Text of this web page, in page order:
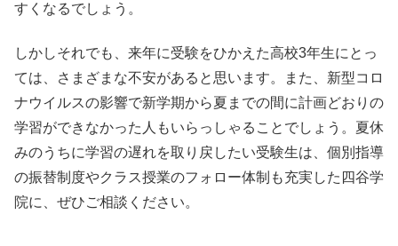
すくなるでしょう。
しかしそれでも、来年に受験をひかえた高校3年生にとっ
ては、さまざまな不安があると思います。また、新型コロ
ナウイルスの影響で新学期から夏までの間に計画どおりの
学習ができなかった人もいらっしゃることでしょう。夏休
みのうちに学習の遅れを取り戻したい受験生は、個別指導
の振替制度やクラス授業のフォロー体制も充実した四谷学
院に、ぜひご相談ください。